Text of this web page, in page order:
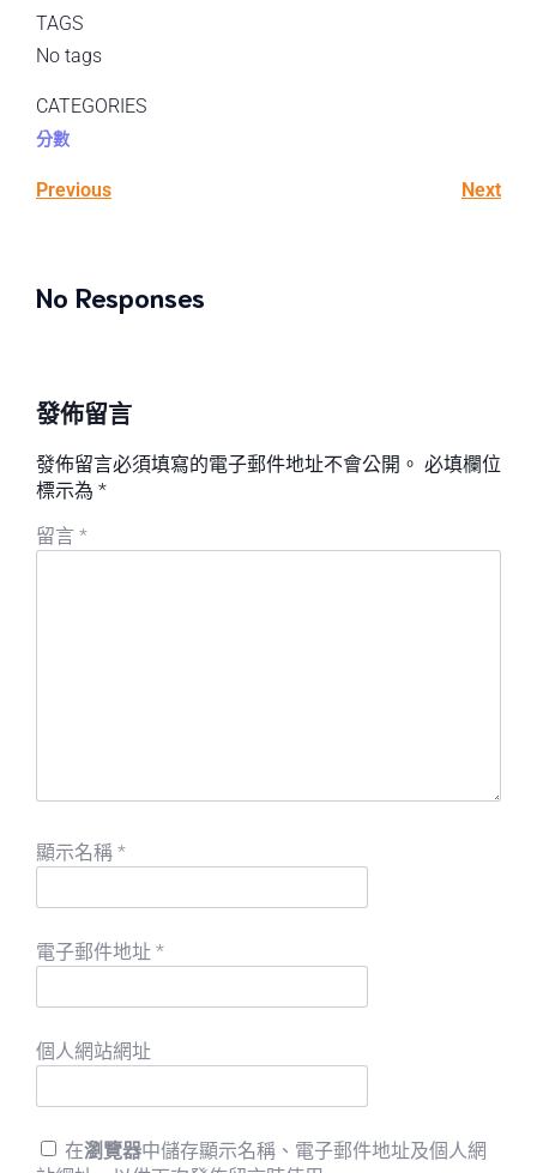
TAGS
No tags
CATEGORIES
分數
Previous Next
No Responses
發佈留言
發佈留言必須填寫的電子郵件地址不會公開。 必填欄位
標示為 *
留言 *
顯示名稱 *
電子郵件地址 *
個人網站網址
在瀏覽器中儲存顯示名稱、電子郵件地址及個人網